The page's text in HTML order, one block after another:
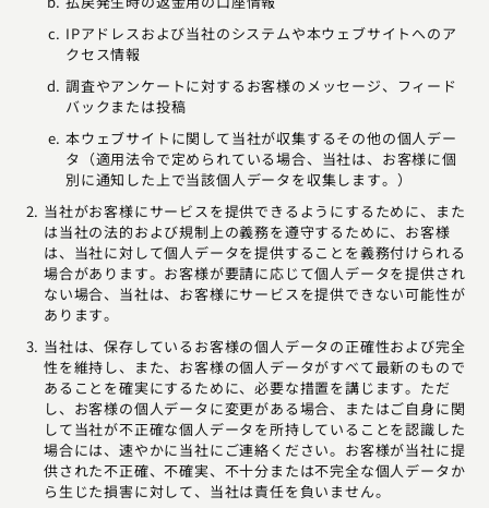
IPアドレスおよび当社のシステムや本ウェブサイトへのア
クセス情報
調査やアンケートに対するお客様のメッセージ、フィード
バックまたは投稿
本ウェブサイトに関して当社が収集するその他の個人デー
タ（適用法令で定められている場合、当社は、お客様に個
別に通知した上で当該個人データを収集します。）
当社がお客様にサービスを提供できるようにするために、また
は当社の法的および規制上の義務を遵守するために、お客様
は、当社に対して個人データを提供することを義務付けられる
場合があります。お客様が要請に応じて個人データを提供され
ない場合、当社は、お客様にサービスを提供できない可能性が
あります。
当社は、保存しているお客様の個人データの正確性および完全
性を維持し、また、お客様の個人データがすべて最新のもので
あることを確実にするために、必要な措置を講じます。ただ
し、お客様の個人データに変更がある場合、またはご自身に関
して当社が不正確な個人データを所持していることを認識した
場合には、速やかに当社にご連絡ください。お客様が当社に提
供された不正確、不確実、不十分または不完全な個人データか
ら生じた損害に対して、当社は責任を負いません。